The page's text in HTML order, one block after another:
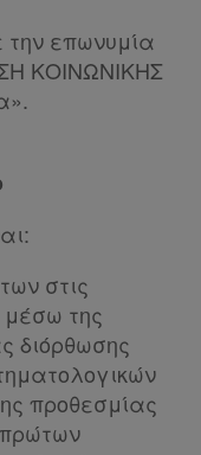
την επωνυμία
ΚΟΙΝΩΝΙΚΗΣ
στις
της
διόρθωσης
προθεσμίας